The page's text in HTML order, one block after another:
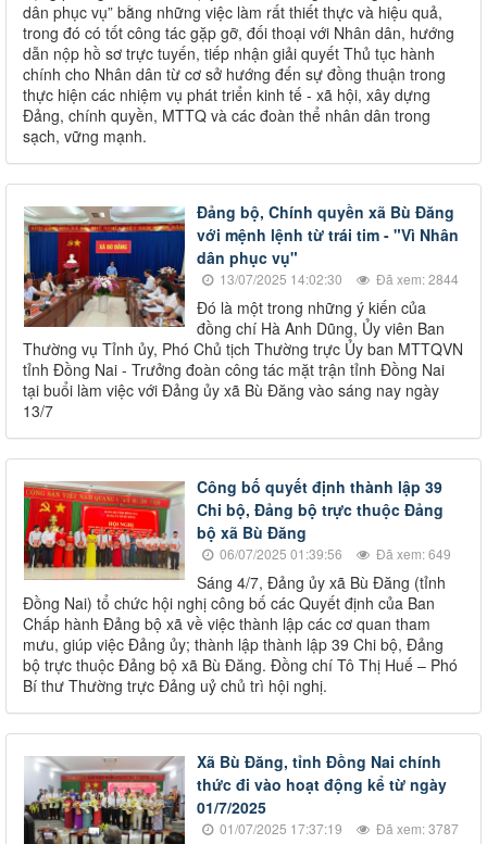
dân phục vụ” bằng những việc làm rất thiết thực và hiệu quả,
trong đó có tốt công tác gặp gỡ, đối thoại với Nhân dân, hướng
dẫn nộp hồ sơ trực tuyến, tiếp nhận giải quyết Thủ tục hành
chính cho Nhân dân từ cơ sở hướng đến sự đồng thuận trong
thực hiện các nhiệm vụ phát triển kinh tế - xã hội, xây dựng
Đảng, chính quyền, MTTQ và các đoàn thể nhân dân trong
sạch, vững mạnh.
Đảng bộ, Chính quyền xã Bù Đăng
với mệnh lệnh từ trái tim - "Vì Nhân
dân phục vụ"
13/07/2025 14:02:30 Đã xem: 2844
Đó là một trong những ý kiến của
đồng chí Hà Anh Dũng, Ủy viên Ban
Thường vụ Tỉnh ủy, Phó Chủ tịch Thường trực Ủy ban MTTQVN
tỉnh Đồng Nai - Trưởng đoàn công tác mặt trận tỉnh Đồng Nai
tại buổi làm việc với Đảng ủy xã Bù Đăng vào sáng nay ngày
13/7
Công bố quyết định thành lập 39
Chi bộ, Đảng bộ trực thuộc Đảng
bộ xã Bù Đăng
06/07/2025 01:39:56 Đã xem: 649
Sáng 4/7, Đảng ủy xã Bù Đăng (tỉnh
Đồng Nai) tổ chức hội nghị công bố các Quyết định của Ban
Chấp hành Đảng bộ xã về việc thành lập các cơ quan tham
mưu, giúp việc Đảng ủy; thành lập thành lập 39 Chi bộ, Đảng
bộ trực thuộc Đảng bộ xã Bù Đăng. Đồng chí Tô Thị Huế – Phó
Bí thư Thường trực Đảng uỷ chủ trì hội nghị.
Xã Bù Đăng, tỉnh Đồng Nai chính
thức đi vào hoạt động kể từ ngày
01/7/2025
01/07/2025 17:37:19 Đã xem: 3787